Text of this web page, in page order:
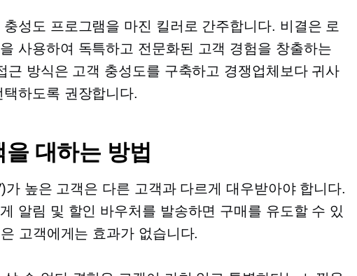
충성도 프로그램을 마진 킬러로 간주합니다. 비결은 로
사용하여 독특하고 전문화된 고객 경험을 창출하는
근 방식은 고객 충성도를 구축하고 경쟁업체보다 귀사
하도록 권장합니다.
대하는 방법
가 높은 고객은 다른 고객과 다르게 대우받아야 합니다.
알림 및 할인 바우처를 발송하면 구매를 유도할 수 있
고객에게는 효과가 없습니다.